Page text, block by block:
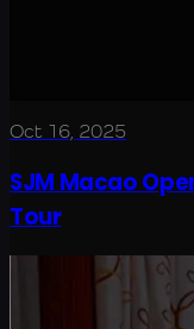
Oct 16, 2025
SJM Macao
Tour